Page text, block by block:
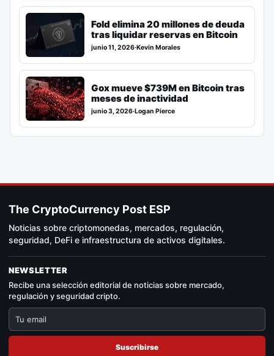
Fold elimina 20 millones de deuda
tras liquidar reservas en Bitcoin
junio 11, 2026·Kevin Morales
Gox mueve $739M en Bitcoin tras
meses de inactividad
junio 3, 2026·Logan Pierce
The CryptoCurrency Post ESP
Noticias sobre criptomonedas, mercados, regulación,
seguridad, DeFi e infraestructura de activos digitales.
NEWSLETTER
Recibe una selección editorial de noticias sobre mercado,
regulación y seguridad cripto.
Suscribirse